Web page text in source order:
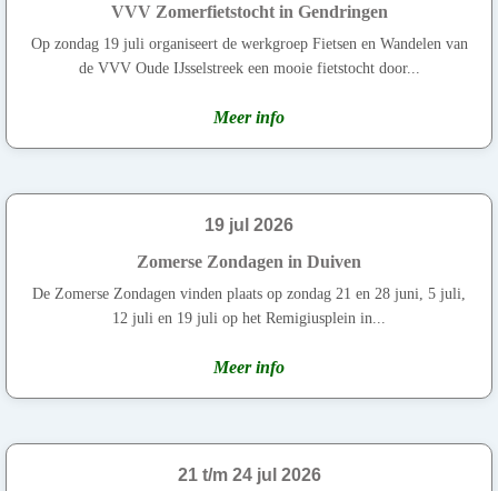
VVV Zomerfietstocht in Gendringen
Op zondag 19 juli organiseert de werkgroep Fietsen en Wandelen van
de VVV Oude IJsselstreek een mooie fietstocht door...
Meer info
19 jul 2026
Zomerse Zondagen in Duiven
De Zomerse Zondagen vinden plaats op zondag 21 en 28 juni, 5 juli,
12 juli en 19 juli op het Remigiusplein in...
Meer info
21 t/m 24 jul 2026